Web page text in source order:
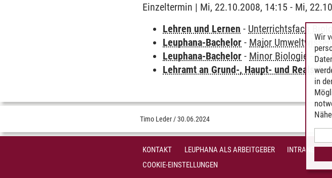
Einzeltermin | Mi, 22.10.2008, 14:15 - Mi,
Lehren und Lernen - Unterrichtsfach
Leuphana-Bachelor - Major
Leuphana-Bachelor - Minor Biologie -4.2
Lehramt an Grund-, Haupt- und
Timo Leder /30.06.2024
KONTAKT LEUPHANA ALS ARBEITGEBER INTRANET
COOKIE-EINSTELLUNGEN
Wir
in